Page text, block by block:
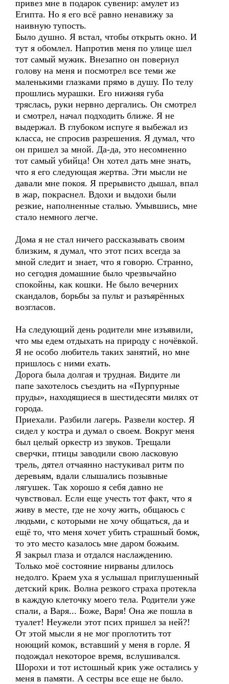
привез мне в подарок сувенир: амулет из
Египта. Но я его всё равно ненавижу за
наивную тупость.
Было душно. Я встал, чтобы открыть окно. И
тут я обомлел. Напротив меня по улице шел
тот самый мужик. Внезапно он повернул
голову на меня и посмотрел все теми же
маленькими глазками прямо в душу. По телу
прошлись мурашки. Его нижняя губа
тряслась, руки нервно дергались. Он смотрел
и смотрел, начал подходить ближе. Я не
выдержал. В глубоком испуге я выбежал из
класса, не спросив разрешения. Я думал, что
он пришел за мной. Да-да, это несомненно
тот самый убийца! Он хотел дать мне знать,
что я его следующая жертва. Эти мысли не
давали мне покоя. Я прерывисто дышал, впал
в жар, покраснел. Вдохи и выдохи были
резкие, наполненные сталью. Умывшись, мне
стало немного легче.
Дома я не стал ничего рассказывать своим
близким, я думал, что этот псих всегда за
мной следит и знает, что я говорю. Странно,
но сегодня домашние было чрезвычайно
спокойны, как кошки. Не было вечерних
скандалов, борьбы за пульт и разъярённых
возгласов.
На следующий день родители мне изъявили,
что мы едем отдыхать на природу с ночёвкой.
Я не особо любитель таких занятий, но мне
пришлось с ними ехать.
Дорога была долгая и трудная. Видите ли
папе захотелось съездить на «Пурпурные
пруды», находящиеся в шестидесяти милях от
города.
Приехали. Разбили лагерь. Развели костер. Я
сидел у костра и думал о своем. Вокруг меня
был целый оркестр из звуков. Трещали
сверчки, птицы заводили свою ласковую
трель, дятел отчаянно настукивал ритм по
деревьям, вдали слышались позывные
лягушек. Так хорошо я себя давно не
чувствовал. Если еще учесть тот факт, что я
живу в месте, где не хочу жить, общаюсь с
людьми, с которыми не хочу общаться, да и
ещё то, что меня хочет убить страшный бомж,
то это место казалось мне даром божьим.
Я закрыл глаза и отдался наслаждению.
Только моё состояние нирваны длилось
недолго. Краем уха я услышал приглушенный
детский крик. Волна резкого страха протекла
в каждую клеточку моего тела. Родители уже
спали, а Варя... Боже, Варя! Она же пошла в
туалет! Неужели этот псих пришел за ней?!
От этой мысли я не мог проглотить тот
ноющий комок, вставший у меня в горле. Я
подождал некоторое время, вслушивался.
Шорохи и тот истошный крик уже остались у
меня в памяти. А сестры все еще не было.